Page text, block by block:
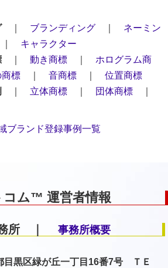
｜ ブランディング
ネーミン
キャラクター
動き商標
ホログラム商
標 音商標
位置商標
立体商標 団体商標
ブランド登録事例一覧
コム™ 運営者情報
務所 ｜ 事務所概要
黒区緑が丘一丁目16番7号 ＴＥ